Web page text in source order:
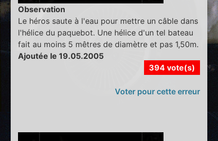
Observation
Le héros saute à l'eau pour mettre un câble dans
l'hélice du paquebot. Une hélice d'un tel bateau
fait au moins 5 mêtres de diamètre et pas 1,50m.
Ajoutée le 19.05.2005
394 vote(s)
Voter pour cette erreur